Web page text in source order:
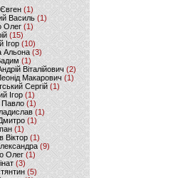
(1)
Василь (1)
Олег (1)
(15)
Ігор (10)
Альона(3)
(1)
Віталійович (2)
Макарович (1)
Сергій (1)
Ігор (1)
Павло (1)
(1)
(1)
(1)
Віктор (1)
(9)
Олег (1)
(3)
(5)